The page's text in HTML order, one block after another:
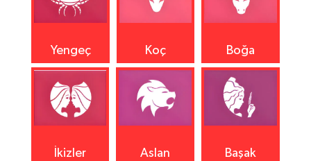
Yengeç Koç Boğa
İkizler Aslan Başak